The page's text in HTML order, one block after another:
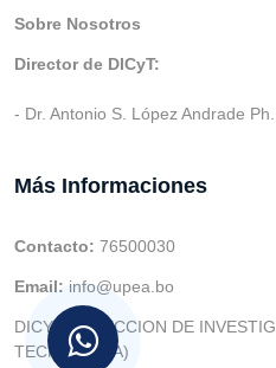
Sobre Nosotros
Director de DICyT:
- Dr. Antonio S. López Andrade Ph.
Más Informaciones
Contacto: 76500030
Email: info@upea.bo
DICYT (DIRECCION DE
TECNOLOGIA)